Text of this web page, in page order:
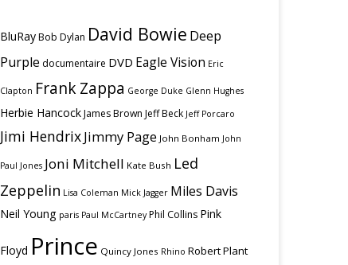
BluRay Bob Dylan David Bowie Deep
Purple documentaire DVD Eagle Vision Eric
Clapton Frank Zappa George Duke Glenn Hughes
Herbie Hancock James Brown Jeff Beck Jeff Porcaro
Jimi HendrixJimmy Page John Bonham John
Paul Jones Joni Mitchell Kate Bush Led
Zeppelin Lisa Coleman Mick Jagger Miles Davis
Neil Young paris Paul McCartney Phil Collins Pink
Floyd Prince Quincy Jones Rhino Robert Plant